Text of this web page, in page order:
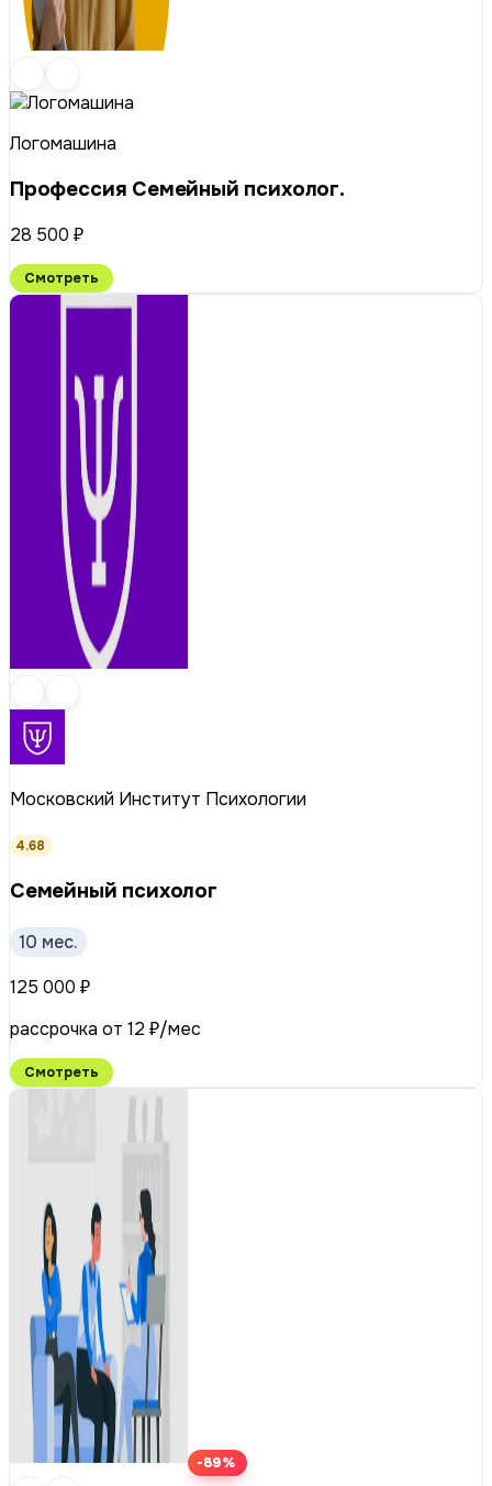
Логомашина
Профессия Семейный психолог.
28 500 ₽
Смотреть
Московский Институт Психологии
4.68
Семейный психолог
10 мес.
125 000 ₽
рассрочка от 12 ₽/мес
Смотреть
-89%